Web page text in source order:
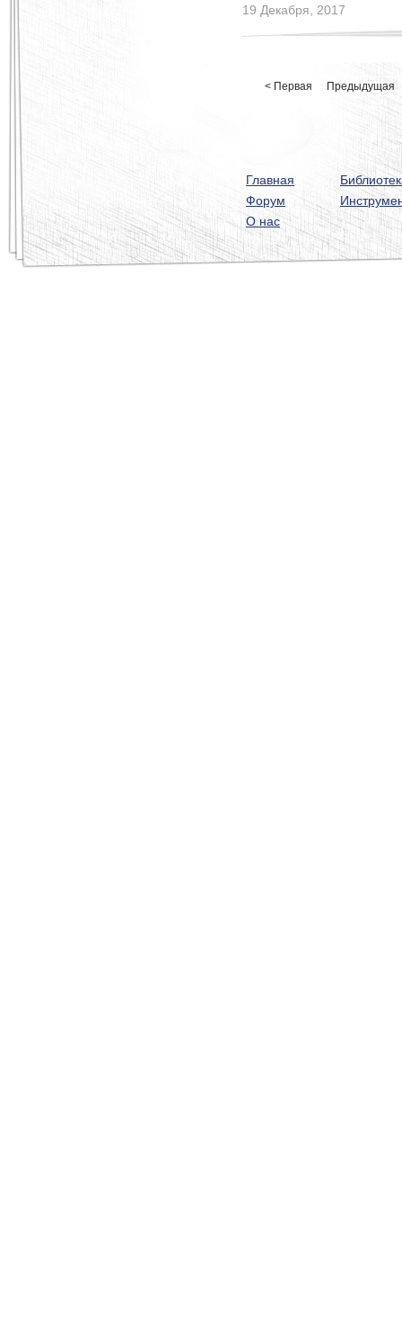
19 Декабря, 2017
< Первая Предыдущая
Главная
Форум
О нас